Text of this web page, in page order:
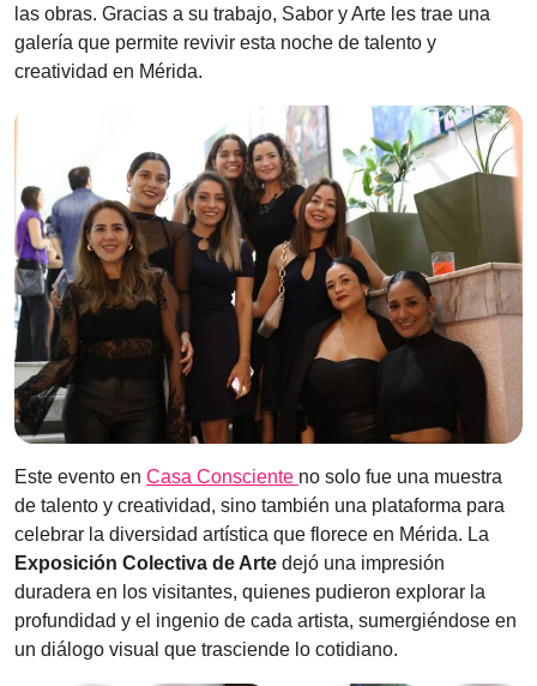
las obras. Gracias a su trabajo, Sabor y Arte les trae una
galería que permite revivir esta noche de talento y
creatividad en Mérida.
Este evento en Casa Consciente no solo fue una muestra
de talento y creatividad, sino también una plataforma para
celebrar la diversidad artística que florece en Mérida. La
Exposición Colectiva de Arte dejó una impresión
duradera en los visitantes, quienes pudieron explorar la
profundidad y el ingenio de cada artista, sumergiéndose en
un diálogo visual que trasciende lo cotidiano.